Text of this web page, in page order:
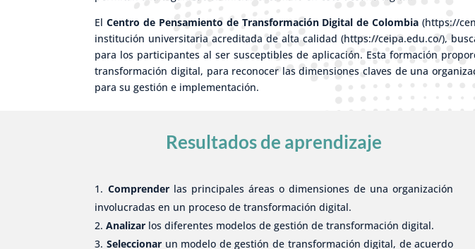
ElCentro de Pensamiento de Transformación Digital de Colombia (https://
institución universitaria acreditada de alta calidad (https://ceipa.edu.co/),
para los participantes al ser susceptibles de aplicación. Esta formación
transformación digital, para reconocer las dimensiones claves de una
para su gestión e implementación.
Resultados de aprendizaje
Comprenderlas principales áreas o dimensiones de una organización
involucradas en un proceso de transformación digital.
Analizar los diferentes modelos de gestión de transformación digital.
Seleccionar un modelo de gestión de transformación digital, de acuerdo